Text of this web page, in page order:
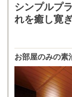
シンプルプ
れを癒し寛
お部屋のみの素